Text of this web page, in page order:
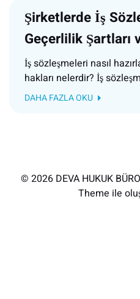
Şirketlerde İş
Geçerlilik Şartları
İş sözleşmeleri nasıl
hakları nelerdir? İş
DAHA FAZLA OKU
© 2026 DEVA HUKUK
Theme ile